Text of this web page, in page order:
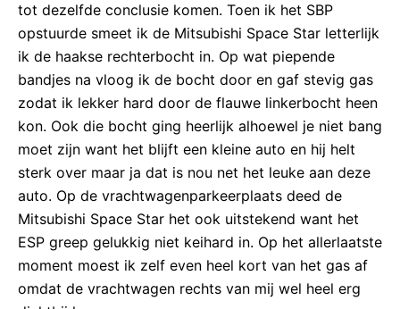
tot dezelfde conclusie komen. Toen ik het SBP
opstuurde smeet ik de Mitsubishi Space Star letterlijk
ik de haakse rechterbocht in. Op wat piepende
bandjes na vloog ik de bocht door en gaf stevig gas
zodat ik lekker hard door de flauwe linkerbocht heen
kon. Ook die bocht ging heerlijk alhoewel je niet bang
moet zijn want het blijft een kleine auto en hij helt
sterk over maar ja dat is nou net het leuke aan deze
auto. Op de vrachtwagenparkeerplaats deed de
Mitsubishi Space Star het ook uitstekend want het
ESP greep gelukkig niet keihard in. Op het allerlaatste
moment moest ik zelf even heel kort van het gas af
omdat de vrachtwagen rechts van mij wel heel erg